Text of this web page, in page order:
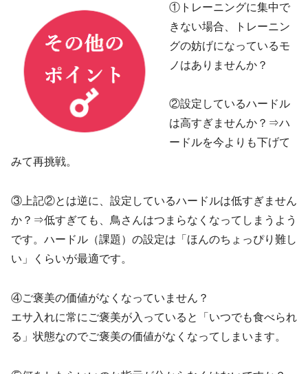
①トレーニングに集中で
きない場合、トレーニン
グの妨げになっているモ
ノはありませんか？
②​設定しているハードル
は高すぎませんか？⇒ハ
ードルを今よりも下げて
みて再挑戦。
③上記②とは逆に、設定しているハードルは低すぎません
か？⇒低すぎても、鳥さんはつまらなくなってしまうよう
です。ハードル（課題）の設定は「ほんのちょっぴり難し
い」くらいが最適です。​
④ご褒美の価値がなくなっていません？
エサ入れに常にご褒美が入っていると「いつでも食べられ
る」状態なのでご褒美の価値がなくなってしまいます。